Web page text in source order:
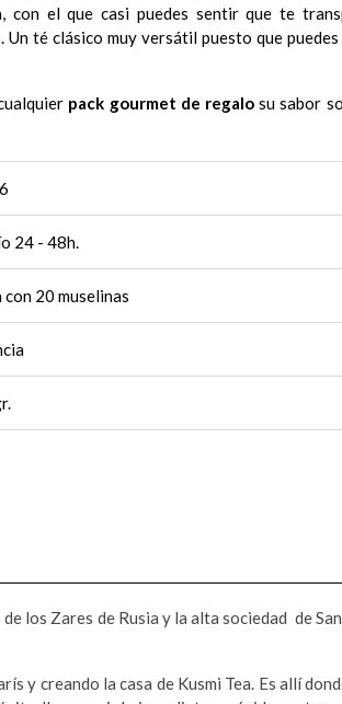
con el que casi puedes sentir que te
Un té clásico muy versátil puesto que
pack gourmet de regalo su sabor
24 - 48h.
con 20 muselinas
los Zares de Rusia y la alta sociedad de
y creando la casa de Kusmi Tea. Es allí